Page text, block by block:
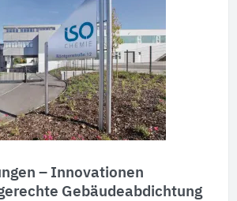
– Innovationen
Gebäudeabdichtung